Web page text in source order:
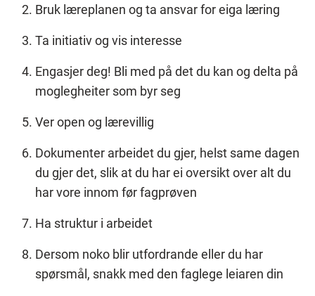
Bruk læreplanen og ta ansvar for eiga læring
Ta initiativ og vis interesse
Engasjer deg! Bli med på det du kan og delta på
moglegheiter som byr seg
Ver open og lærevillig
Dokumenter arbeidet du gjer, helst same dagen
du gjer det, slik at du har ei oversikt over alt du
har vore innom før fagprøven
Ha struktur i arbeidet
Dersom noko blir utfordrande eller du har
spørsmål, snakk med den faglege leiaren din